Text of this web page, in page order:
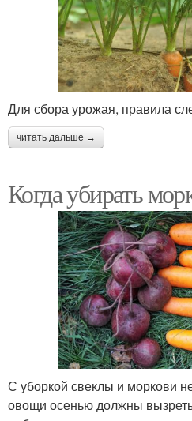
Для сбора урожая, правила
читать дальше →
Когда убирать
С уборкой свеклы и моркови
овощи осенью должны